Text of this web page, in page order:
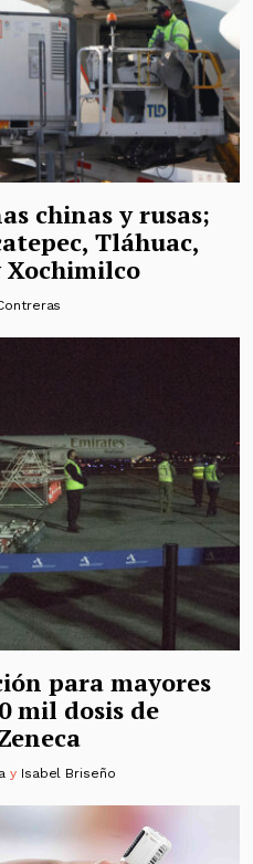
chinas y rusas;
Tláhuac,
para mayores
mil dosis de
y Isabel Briseño